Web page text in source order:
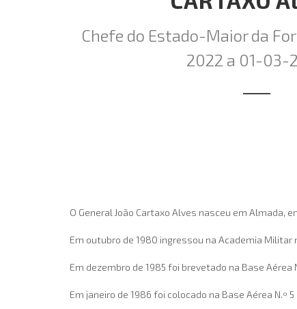
Chefe do Estado-Maior da
2022 a 01-03-
O General João Cartaxo Alves nasceu em Almada,
Em outubro de 1980 ingressou na Academia
Em dezembro de 1985 foi brevetado na Base Aérea
Em janeiro de 1986 foi colocado na Base Aérea N.º